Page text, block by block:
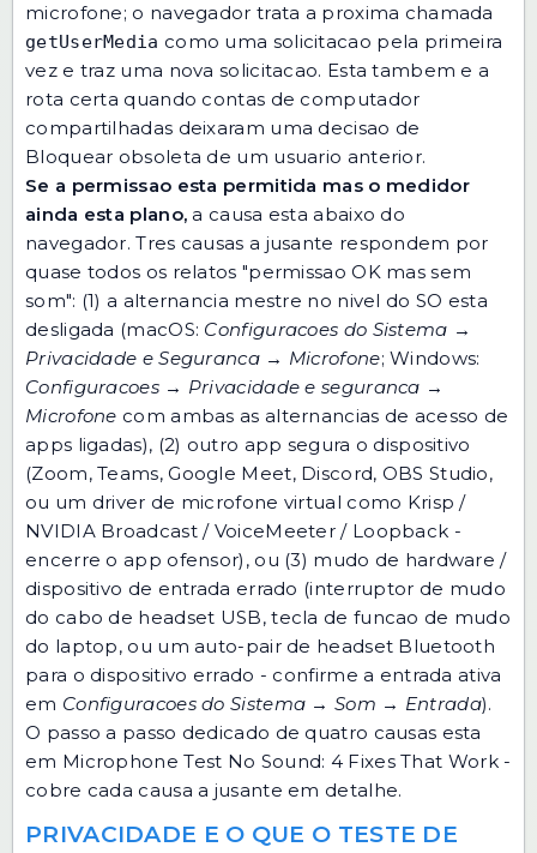
microfone; o navegador trata a proxima chamada
getUserMedia como uma solicitacao pela primeira
vez e traz uma nova solicitacao. Esta tambem e a
rota certa quando contas de computador
compartilhadas deixaram uma decisao de
Bloquear obsoleta de um usuario anterior.
Se a permissao esta permitida mas o medidor
ainda esta plano, a causa esta abaixo do
navegador. Tres causas a jusante respondem por
quase todos os relatos "permissao OK mas sem
som": (1) a alternancia mestre no nivel do SO esta
desligada (macOS: Configuracoes do Sistema →
Privacidade e Seguranca → Microfone; Windows:
Configuracoes → Privacidade e seguranca →
Microfone com ambas as alternancias de acesso de
apps ligadas), (2) outro app segura o dispositivo
(Zoom, Teams, Google Meet, Discord, OBS Studio,
ou um driver de microfone virtual como Krisp /
NVIDIA Broadcast / VoiceMeeter / Loopback -
encerre o app ofensor), ou (3) mudo de hardware /
dispositivo de entrada errado (interruptor de mudo
do cabo de headset USB, tecla de funcao de mudo
do laptop, ou um auto-pair de headset Bluetooth
para o dispositivo errado - confirme a entrada ativa
em Configuracoes do Sistema → Som → Entrada).
O passo a passo dedicado de quatro causas esta
em Microphone Test No Sound: 4 Fixes That Work-
cobre cada causa a jusante em detalhe.
PRIVACIDADE E O QUE O TESTE DE